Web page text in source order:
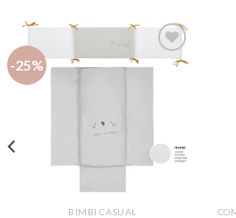
-25%
BIMBI CASUAL